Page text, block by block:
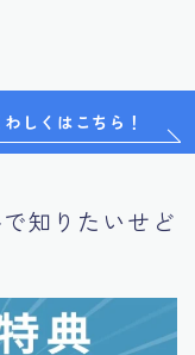
わしくはこちら！
知りたいせど